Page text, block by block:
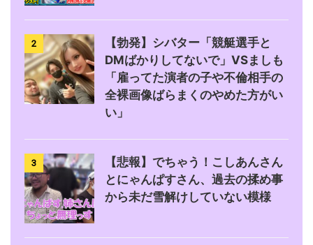
2
【勃発】シバター「競艇選手と
DMばかりしてないで」VSましも
「雇ってた演者の子や不倫相手の
全裸画像ばらまくのやめた方がい
い」
3
【悲報】でちゃう！こしあんさん
とにゃんぱすさん、過去の揉め事
から未だ雪解けしていない模様